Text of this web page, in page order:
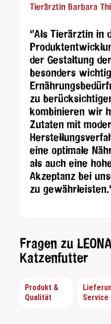
Tierärztin Barbara
"Als Tierärztin in
der Gestaltung
besonders
zu
kombinieren wir
Zutaten mit
eine optimale
als auch eine
Akzeptanz bei
zu
Fragen zu
Katzenfutter
Produkt &
Qualität
Service